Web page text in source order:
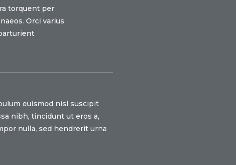
torquent per
Orci varius
euismod nisl suscipit
nibh, tincidunt ut eros a,
nulla, sed hendrerit urna